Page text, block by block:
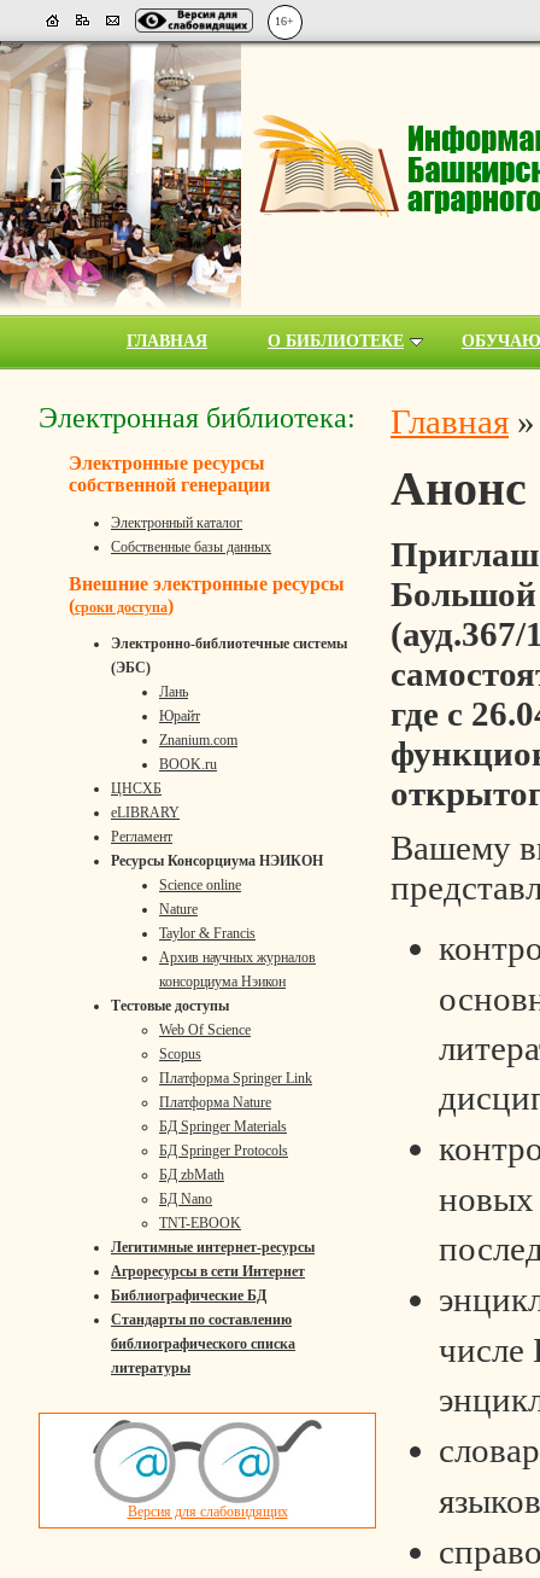
16+
ГЛАВНАЯ О БИБЛИОТЕКЕ
Электронная библиотека:
Электронные ресурсы
собственной генерации
Электронный каталог
Собственные базы данных
Внешние электронные ресурсы
(сроки доступа)
Электронно-библиотечные системы
(ЭБС)
Лань
Юрайт
Znanium.com
BOOK.ru
ЦНСХБ
eLIBRARY
Регламент
Ресурсы Консорциума НЭИКОН
Science online
Nature
Taylor & Francis
Архив научных журналов
консорциума Нэикон
Тестовые доступы
Web Of Science
Scopus
Платформа Springer Link
Платформа Nature
БД Springer Materials
БД Springer Protocols
БД zbMath
БД Nano
TNT-EBOOK
Легитимные интернет-ресурсы
Агроресурсы в сети Интернет
Библиографические БД
Стандарты по составлению
библиографического списка
литературы
Версия для слабовидящих
Главная
Анонс
Большой
(ауд.367/
где с
Вашему
новых
числе